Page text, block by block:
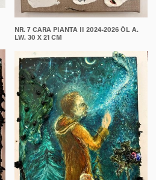
NR. 7 CARA PIANTA II 2024-2026 ÖL A.
LW. 30 X 21 CM